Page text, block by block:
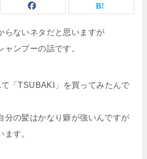
らないネタだと思いますが
ンプーの話です。
「TSUBAKI」を買ってみたんで
分の髪はかなり癖が強いんですが
す。